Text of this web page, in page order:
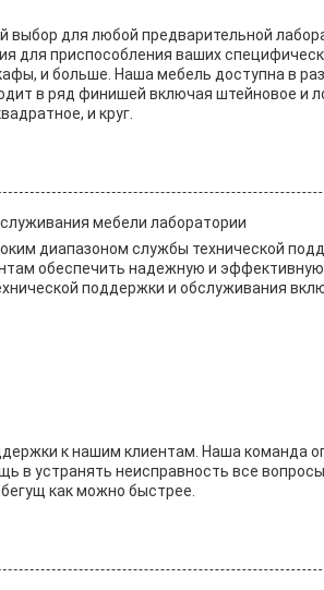
выбор для любой предварительной
для приспособления ваших
и больше. Наша мебель доступна в
в ряд финишей включая штейновое и
и круг.
мебели лаборатории
диапазоном службы технической
обеспечить надежную и
поддержки и обслуживания
к нашим клиентам. Наша команда
в устранять неисправность все
как можно быстрее.